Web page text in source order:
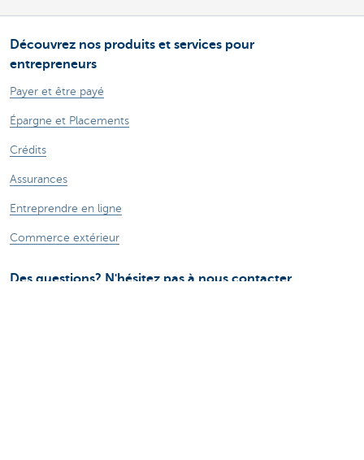
Découvrez nos produits et services pour
entrepreneurs
Payer et être payé
Épargne et Placements
Crédits
Assurances
Entreprendre en ligne
Commerce extérieur
Des questions? N'hésitez pas à nous contacter